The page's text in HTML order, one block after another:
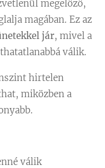
megelőző,
magában. Ez az
jár, mivel a
válik.
hirtelen
miközben a
válik